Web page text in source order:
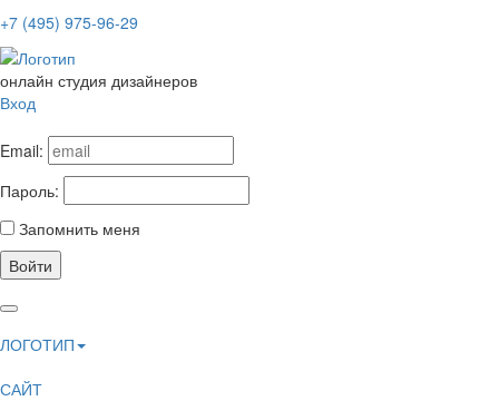
+7 (495) 975-96-29
онлайн студия дизайнеров
Вход
Email:
Пароль:
Запомнить меня
Войти
ЛОГОТИП
САЙТ